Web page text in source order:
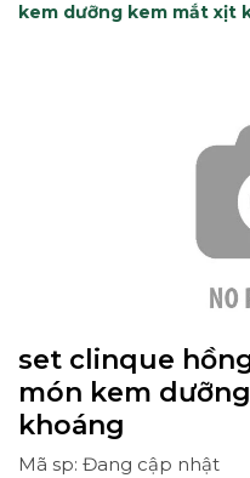
kem dưỡng kem mắt xịt
set clinque
món kem
khoáng
Mã sp: Đang cập nhật